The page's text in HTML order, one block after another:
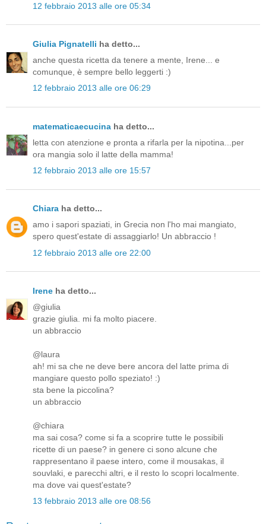
12 febbraio 2013 alle ore 05:34
Giulia Pignatelli ha detto...
anche questa ricetta da tenere a mente, Irene... e
comunque, è sempre bello leggerti :)
12 febbraio 2013 alle ore 06:29
matematicaecucina ha detto...
letta con atenzione e pronta a rifarla per la nipotina...per
ora mangia solo il latte della mamma!
12 febbraio 2013 alle ore 15:57
Chiara ha detto...
amo i sapori spaziati, in Grecia non l'ho mai mangiato,
spero quest'estate di assaggiarlo! Un abbraccio !
12 febbraio 2013 alle ore 22:00
Irene ha detto...
@giulia
grazie giulia. mi fa molto piacere.
un abbraccio
@laura
ah! mi sa che ne deve bere ancora del latte prima di
mangiare questo pollo speziato! :)
sta bene la piccolina?
un abbraccio
@chiara
ma sai cosa? come si fa a scoprire tutte le possibili
ricette di un paese? in genere ci sono alcune che
rappresentano il paese intero, come il mousakas, il
souvlaki, e parecchi altri, e il resto lo scopri localmente.
ma dove vai quest'estate?
13 febbraio 2013 alle ore 08:56